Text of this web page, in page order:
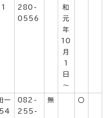
280-
0556
和
元
年
10
月
1
日
～
一
082-
255-
無 〇